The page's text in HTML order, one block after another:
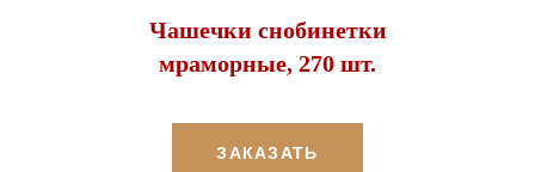
Чашечки снобинетки
мраморные, 270 шт.
ЗАКАЗАТЬ